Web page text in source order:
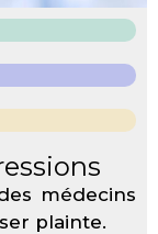
médecins
plainte.